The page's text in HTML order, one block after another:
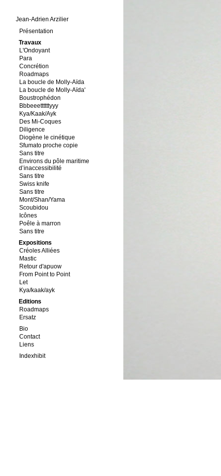
Jean-Adrien Arzilier
Présentation
Travaux
L'Ondoyant
Para
Concrétion
Roadmaps
La boucle de Molly-Aïda
La boucle de Molly-Aïda'
Boustrophédon
Bbbeeettttttyyy
Kya/Kaak/Ayk
Des Mi-Coques
Diligence
Diogène le cinétique
Sfumato proche copie
Sans titre
Environs du pôle maritime
d’inaccessibilité
Sans titre
Swiss knife
Sans titre
Mont/Shan/Yama
Scoubidou
Icônes
Poêle à marron
Sans titre
Expositions
Créoles Alliées
Mastic
Retour d'apuow
From Point to Point
Let
Kya/kaak/ayk
Editions
Roadmaps
Ersatz
Bio
Contact
Liens
Indexhibit